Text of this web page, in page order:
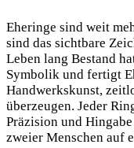
Eheringe sind weit
sind das sichtbare
Leben lang Bestand
Symbolik und fertigt
Handwerkskunst,
überzeugen. Jeder
Präzision und
zweier Menschen auf